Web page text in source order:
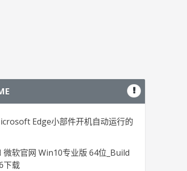
Edge小部件开机自动运行的
微软官网 Win10专业版 64位_Build
下载